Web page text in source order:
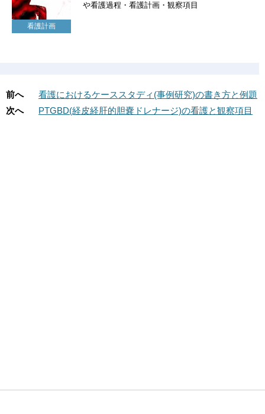
看護計画
や看護過程・看護計画・観察項目
前へ
看護におけるケーススタディ(事例研究)の書き方と例題
次へ
PTGBD(経皮経肝的胆嚢ドレナージ)の看護と観察項目